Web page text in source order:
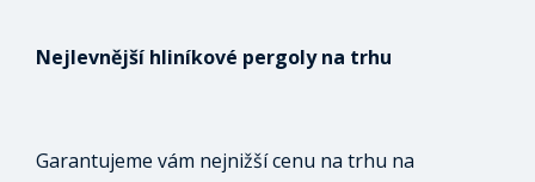
Nejlevnější hliníkové pergoly na trhu
Garantujeme vám nejnižší cenu na trhu na